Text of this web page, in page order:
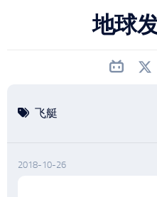
地球
飞艇
2018-10-26